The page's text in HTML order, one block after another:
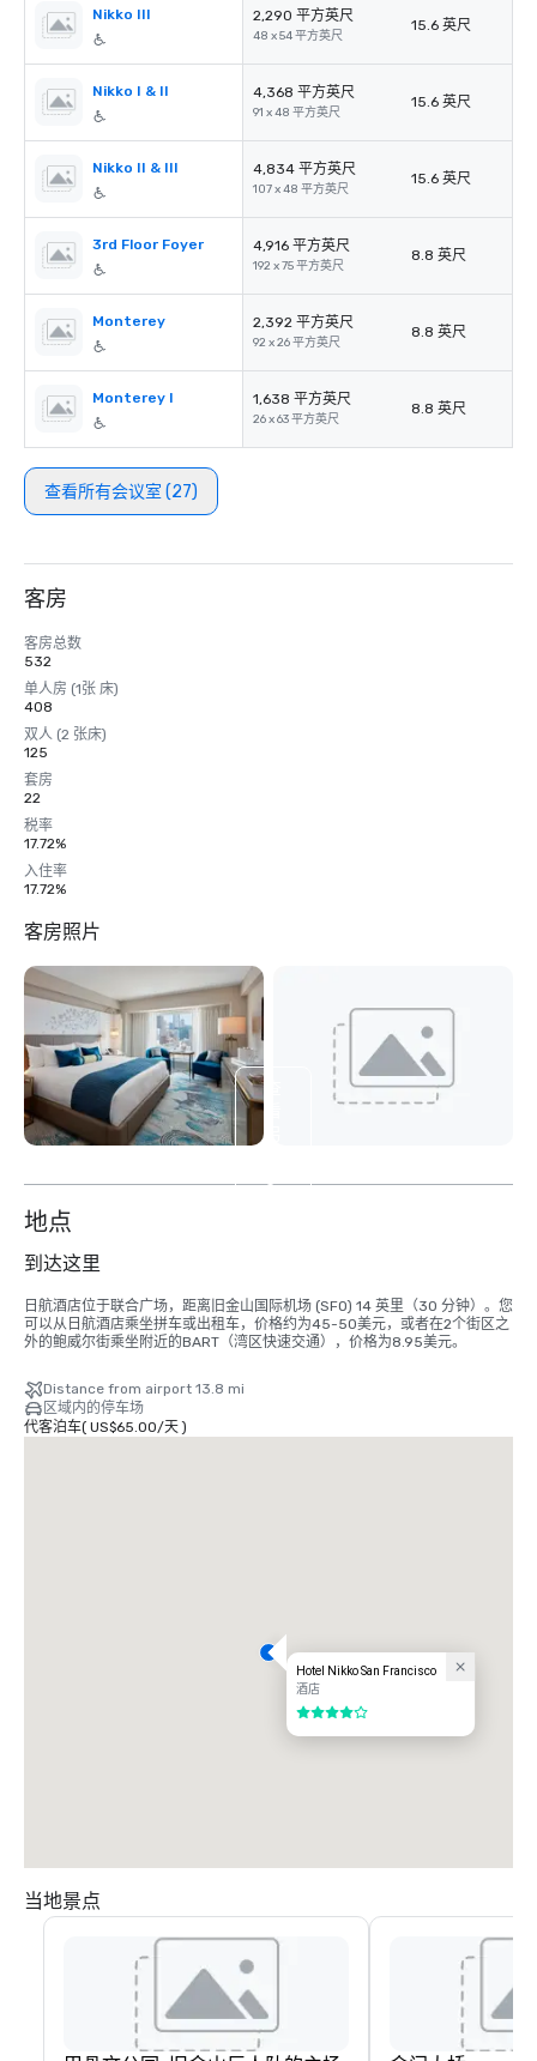
Nikko III 2,290 平方英尺
48 x 54 平方英尺
15.6 英尺
Nikko I & II 4,368 平方英尺
91 x 48 平方英尺
15.6 英尺
Nikko II & III 4,834 平方英尺
107 x 48 平方英尺
15.6 英尺
3rd Floor Foyer 4,916 平方英尺
192 x 75 平方英尺
8.8 英尺
Monterey 2,392 平方英尺
92 x 26 平方英尺
8.8 英尺
Monterey I 1,638 平方英尺
26 x 63 平方英尺
8.8 英尺
查看所有会议室 (27)
客房
客房总数
532
单人房 (1张 床)
408
双人 (2 张床)
125
套房
22
税率
17.72%
入住率
17.72%
客房照片
5
地点
到达这里
日航酒店位于联合广场，距离旧金山国际机场 (SFO) 14 英里（30 分钟）。您
可以从日航酒店乘坐拼车或出租车，价格约为45-50美元，或者在2个街区之
外的鲍威尔街乘坐附近的BART（湾区快速交通），价格为8.95美元。
Distance from airport 13.8 mi
区域内的停车场
代客泊车( US$65.00/天)
Hotel Nikko San Francisco
酒店
4/5
当地景点